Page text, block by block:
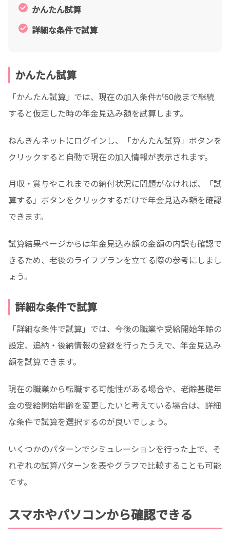
かんたん試算
詳細な条件で試算
かんたん試算
「かんたん試算」では、現在の加入条件が60歳まで継続
すると仮定した時の年金見込み額を試算します。
ねんきんネットにログインし、「かんたん試算」ボタンを
クリックすると自動で現在の加入情報が表示されます。
月収・賞与やこれまでの納付状況に問題がなければ、「試
算する」ボタンをクリックするだけで年金見込み額を確認
できます。
試算結果ページからは年金見込み額の金額の内訳も確認で
きるため、老後のライフプランを立てる際の参考にしまし
ょう。
詳細な条件で試算
「詳細な条件で試算」では、今後の職業や受給開始年齢の
設定、追納・後納情報の登録を行ったうえで、年金見込み
額を試算できます。
現在の職業から転職する可能性がある場合や、老齢基礎年
金の受給開始年齢を変更したいと考えている場合は、詳細
な条件で試算を選択するのが良いでしょう。
いくつかのパターンでシミュレーションを行った上で、そ
れぞれの試算パターンを表やグラフで比較することも可能
です。
スマホやパソコンから確認できる